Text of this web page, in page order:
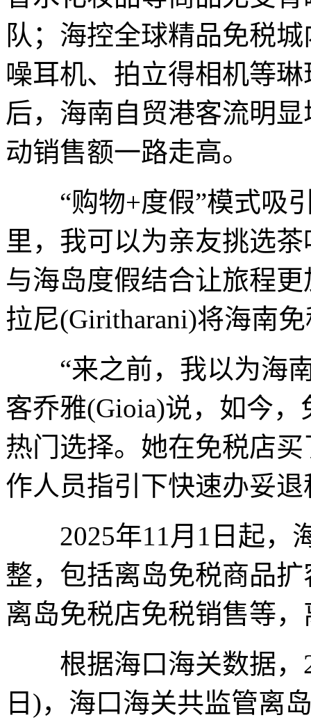
队；海控全球精品免税
噪耳机、拍立得相机等
后，海南自贸港客流明
动销售额一路走高。
“购物+度假”模式吸引
里，我可以为亲友挑选
与海岛度假结合让旅程
拉尼(Giritharani)将海南
“来之前，我以为海南
客乔雅(Gioia)说，如今，
热门选择。她在免税店
作人员指引下快速办妥退
2025年11月1日起，
整，包括离岛免税商品
离岛免税店免税销售等
根据海口海关数据，
日)，海口海关共监管离